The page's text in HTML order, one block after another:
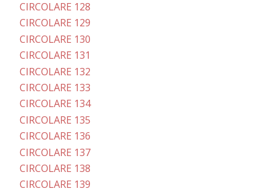
CIRCOLARE 128
CIRCOLARE 129
CIRCOLARE 130
CIRCOLARE 131
CIRCOLARE 132
CIRCOLARE 133
CIRCOLARE 134
CIRCOLARE 135
CIRCOLARE 136
CIRCOLARE 137
CIRCOLARE 138
CIRCOLARE 139